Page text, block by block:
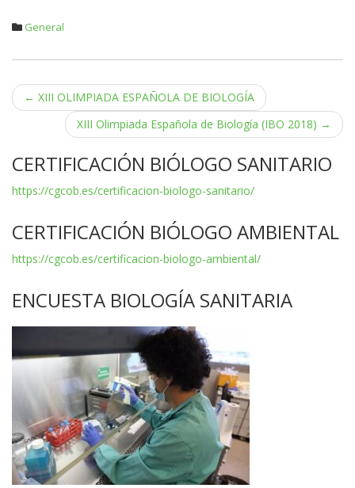
General
Navegación
entradas
← XIII OLIMPIADA ESPAÑOLA DE BIOLOGÍA
XIII Olimpiada Española de Biología (IBO 2018) →
CERTIFICACIÓN BIÓLOGO SANITARIO
https://cgcob.es/certificacion-biologo-sanitario/
CERTIFICACIÓN BIÓLOGO AMBIENTAL
https://cgcob.es/certificacion-biologo-ambiental/
ENCUESTA BIOLOGÍA SANITARIA